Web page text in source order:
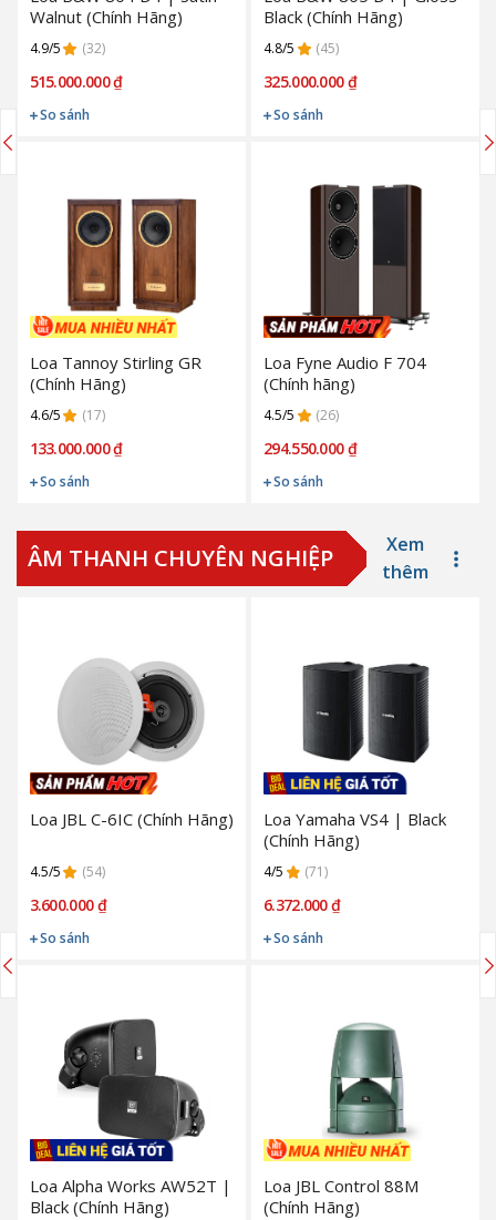
Walnut (Chính Hãng)
4.9/5 (32)
515.000.000 ₫
So sánh
Loa Tannoy Stirling GR
(Chính Hãng)
4.6/5 (17)
133.000.000 ₫
So sánh
Black (Chính Hãng)
4.8/5 (45)
325.000.000 ₫
So sánh
Loa Fyne Audio F 704
(Chính hãng)
4.5/5 (26)
294.550.000 ₫
So sánh
ÂM THANH CHUYÊN NGHIỆP
Xem
thêm
Loa JBL C-6IC (Chính Hãng)
4.5/5 (54)
3.600.000 ₫
So sánh
Loa Alpha Works AW52T |
Black (Chính Hãng)
Loa Yamaha VS4 | Black
(Chính Hãng)
4/5 (71)
6.372.000 ₫
So sánh
Loa JBL Control 88M
(Chính Hãng)